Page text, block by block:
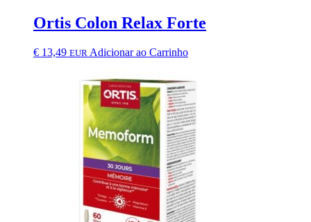
Ortis Colon Relax Forte
€ 13,49 EUR Adicionar ao Carrinho